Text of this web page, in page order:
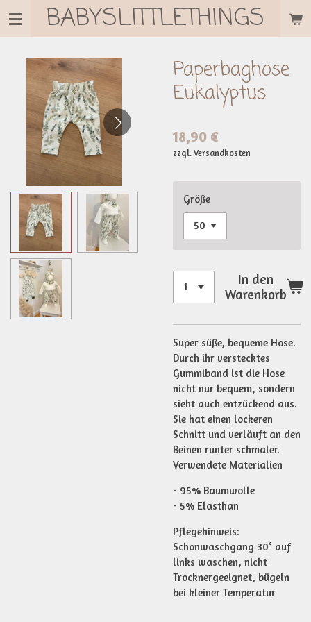
Zum
HauptinhaltBABYSLITTLETHINGS
Paperbaghose
Eukalyptus
18,90 €
zzgl. Versandkosten
Größe
In den
Warenkorb
Super süße, bequeme Hose.
Durch ihr verstecktes
Gummiband ist die Hose
nicht nur bequem, sondern
sieht auch entzückend aus.
Sie hat einen lockeren
Schnitt und verläuft an den
Beinen runter schmaler.
Verwendete Materialien
- 95% Baumwolle
- 5% Elasthan
Pflegehinweis:
Schonwaschgang 30° auf
links waschen, nicht
Trocknergeeignet, bügeln
bei kleiner Temperatur